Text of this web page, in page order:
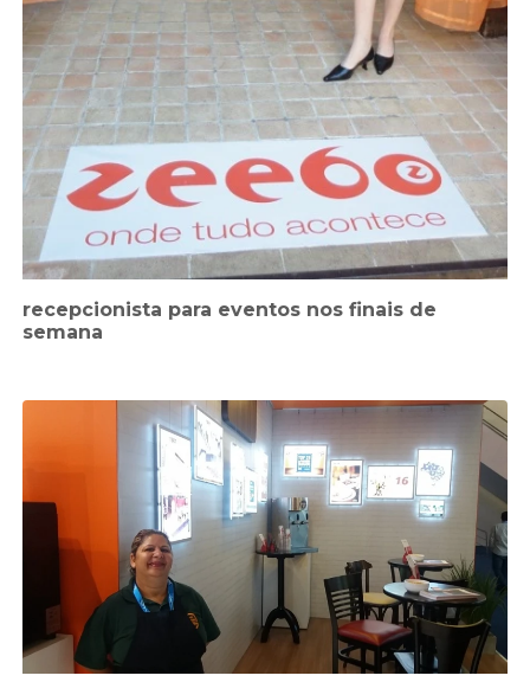
recepcionista para eventos nos finais de
semana